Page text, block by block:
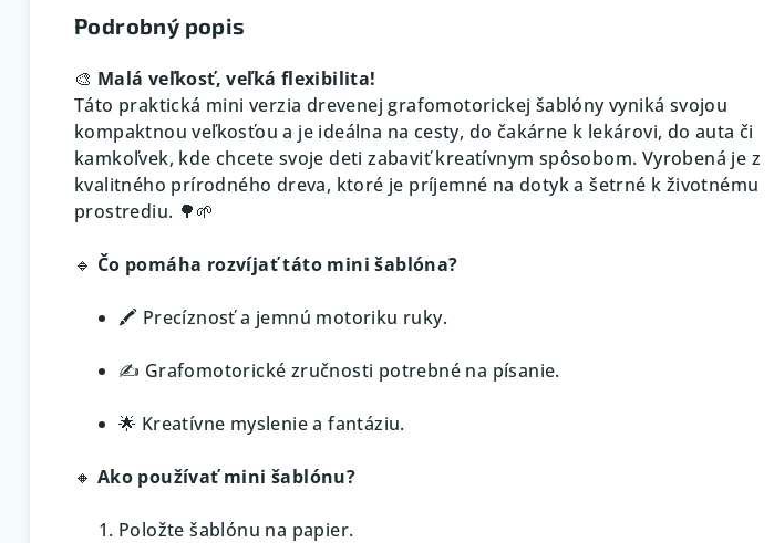
Podrobný popis
🎨 Malá veľkosť, veľká flexibilita!
Táto praktická mini verzia drevenej grafomotorickej šablóny vyniká svojou
kompaktnou veľkosťou a je ideálna na cesty, do čakárne k lekárovi, do auta či
kamkoľvek, kde chcete svoje deti zabaviť kreatívnym spôsobom. Vyrobená je z
kvalitného prírodného dreva, ktoré je príjemné na dotyk a šetrné k životnému
prostrediu. 🌳🌱
🔹 Čo pomáha rozvíjať táto mini šablóna?
🖍️ Precíznosť a jemnú motoriku ruky.
✍️ Grafomotorické zručnosti potrebné na písanie.
🌟 Kreatívne myslenie a fantáziu.
🔸 Ako používať mini šablónu?
Položte šablónu na papier.